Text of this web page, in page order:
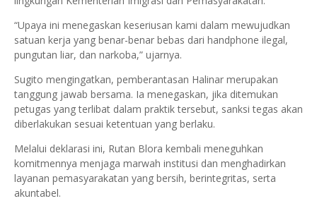
“Upaya ini menegaskan keseriusan kami dalam mewujudkan
satuan kerja yang benar-benar bebas dari handphone ilegal,
pungutan liar, dan narkoba,” ujarnya.
Sugito mengingatkan, pemberantasan Halinar merupakan
tanggung jawab bersama. Ia menegaskan, jika ditemukan
petugas yang terlibat dalam praktik tersebut, sanksi tegas akan
diberlakukan sesuai ketentuan yang berlaku.
Melalui deklarasi ini, Rutan Blora kembali meneguhkan
komitmennya menjaga marwah institusi dan menghadirkan
layanan pemasyarakatan yang bersih, berintegritas, serta
akuntabel.